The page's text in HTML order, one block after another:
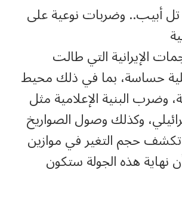
أبيب.. وضربات نوعية على
الإيرانية التي طالت
حساسة، بما في ذلك محيط
وضرب البنية الإعلامية مثل
وكذلك وصول الصواريخ
حجم التغير في موازين
نهاية هذه الجولة ستكون